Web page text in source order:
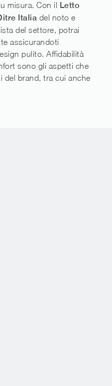
misura. Con il Letto
Italia del noto e
del settore, potrai
assicurandoti
pulito. Affidabilità
sono gli aspetti che
brand, tra cui anche